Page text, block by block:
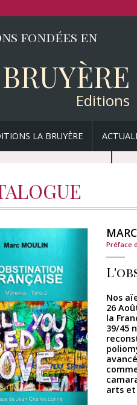
fondées en
Editions
LA BRUYÈRE
Préface
Nos
26
la
39/45
arts et